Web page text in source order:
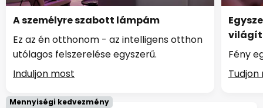
A személyre szabott lámpám
Ez az én otthonom - az intelligens otthon
utólagos felszerelése egyszerű.
Induljon most
Fény
Mennyiségi kedvezmény